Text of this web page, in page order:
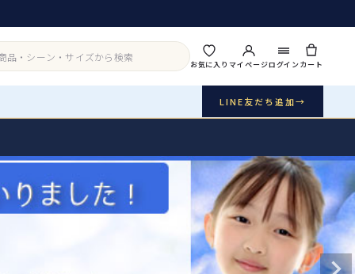
お気に入りマイページログインカート
LINE友だち追加→
Buy & Support ご購入・サポート